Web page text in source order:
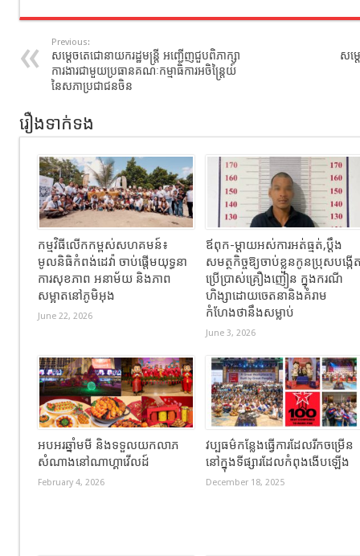
Previous:
សម្តេចតេជោនាយករដ្ឋមន្រ្តី អញ្ជើញជួបពិភាក្សា
ការងារជាមួយប្រធានគណៈកម្មាធិការអចិន្រៃ្តយ៍
នៃសភាប្រជាជនចិន
សម្
រឿងទាក់ទង
កម្មវិធីលើកកម្ពស់សហគមន៍៖
មូលនិធិកំពង់ដេវ៉ា ចាប់ផ្តើមយុទ្ធនា
ការសុខភាព អនាម័យ និងភាព
សម្អាតនៅភូមិអុង
June 22, 2026
ឪពុក-ម្ដាយអស់ការអត់ធ្មត់,ប្ដឹង
សមត្ថកិច្ចឱ្យចាប់ខ្លួនកូនប្រុសបង្កើ
ប្រើប្រាស់គ្រឿងញៀន ក្នុងករណី
ហិង្សាដោយចេតនានិងគំរាម
កំហែងថានឹងសម្លាប់
June 3, 2026
អបអរឆ្នាំមមី និងទទួលយកលាភ
សំណាងនៅណាហ្គាវើលដ៍
February 4, 2026
វប្បធម៌កន្លែងធ្វើការដែលរីកចម្រើន
នៅក្នុងទីផ្សារដែលកំពុងងើបឡើង
December 18, 2025